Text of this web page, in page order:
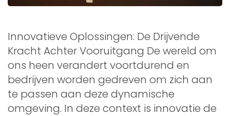
Innovatieve Oplossingen: De Drijvende
Kracht Achter Vooruitgang De wereld om
ons heen verandert voortdurend en
bedrijven worden gedreven om zich aan
te passen aan deze dynamische
omgeving. In deze context is innovatie de